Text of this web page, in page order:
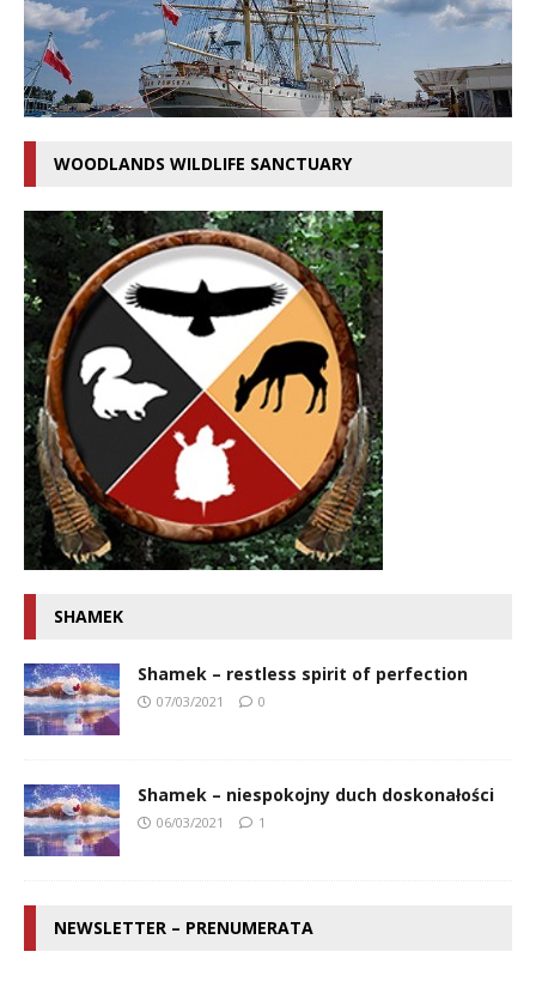
WOODLANDS WILDLIFE SANCTUARY
SHAMEK
Shamek – restless spirit of perfection
07/03/2021 0
Shamek – niespokojny duch doskonałości
06/03/2021 1
NEWSLETTER – PRENUMERATA